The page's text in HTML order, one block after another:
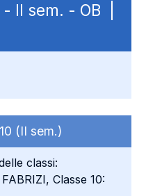
II sem. - OB |
10 (II sem.)
classi:
Classe 10: